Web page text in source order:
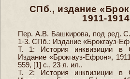
СПб., издание
1911-1914
Пер. А.В. Башкирова, под ред.
1-3. СПб.: Издание «Брокгауз-
Т. 1: История инквизиции в
Издание «Брокгауз-Ефрон»,
559, [1] с., 23 л. ил..
Т. 2: История инквизиции в